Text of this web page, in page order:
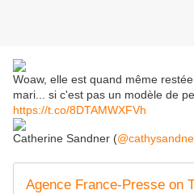
Woaw, elle est quand même
mari... si c'est pas un modèle de
https://t.co/8DTAMWXFVh
Catherine Sandner (
Agence France-Presse on